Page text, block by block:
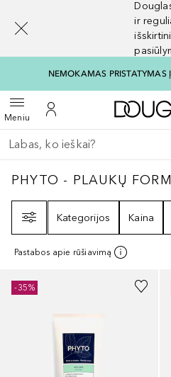
ir
NEMOKAMAS PRISTATYMAS
MeniuAtidaryti meniuĮ mano paskyrą
Grįžk atgal
Vykdykite paiešką
PHYTO - PLAUKŲ
PHYTO - PLAUKŲ
Kategorijos
Kaina
Pastabos apie rūšiavimą
-35%
[navigation.slideout.screenreader]